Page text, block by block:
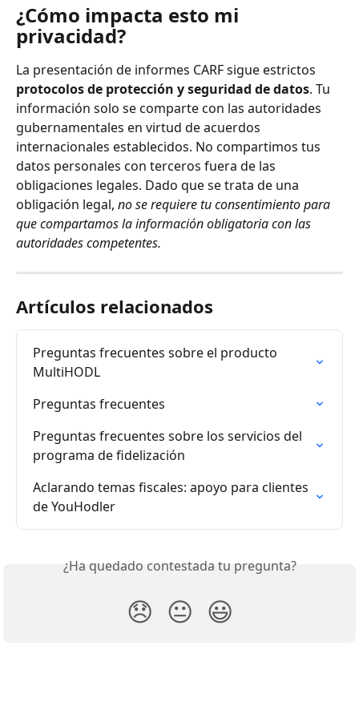
¿Cómo impacta esto mi
privacidad?
La presentación de informes CARF sigue estrictos
protocolos de protección y seguridad de datos. Tu
información solo se comparte con las autoridades
gubernamentales en virtud de acuerdos
internacionales establecidos. No compartimos tus
datos personales con terceros fuera de las
obligaciones legales. Dado que se trata de una
obligación legal, no se requiere tu consentimiento para
que compartamos la información obligatoria con las
autoridades competentes.
Artículos relacionados
Preguntas frecuentes sobre el producto
MultiHODL
Preguntas frecuentes
Preguntas frecuentes sobre los servicios del
programa de fidelización
Aclarando temas fiscales: apoyo para clientes
de YouHodler
¿Ha quedado contestada tu pregunta?
😞 😐 😃